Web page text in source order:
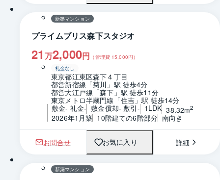
新築マンション
プライムブリス森下スタジオ
21 万2,000円 （管理費 15,000円）
礼金なし
東京都江東区森下４丁目
都営新宿線「菊川」駅 徒歩4分
都営大江戸線「森下」駅 徒歩11分
東京メトロ半蔵門線「住吉」駅 徒歩14分
敷金- 礼金- 敷金償却- 敷引- 1LDK 38.32m2
2026年1月築 10階建ての6階部分 南向き
お問合せ お気に入り 詳細
1 / 0 間取り
新築マンション